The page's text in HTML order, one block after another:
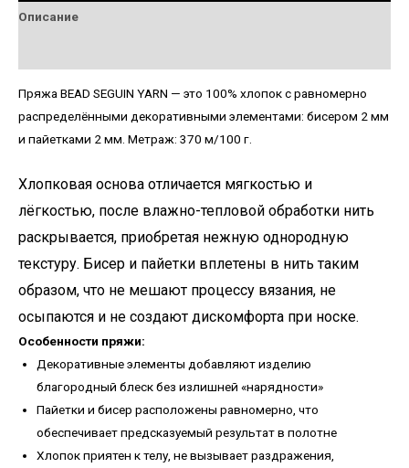
Описание
Пряжа BEAD SEGUIN YARN — это 100% хлопок с равномерно
распределёнными декоративными элементами: бисером 2 мм
и пайетками 2 мм. Метраж: 370 м/100 г.
Хлопковая основа отличается мягкостью и
лёгкостью, после влажно-тепловой обработки нить
раскрывается, приобретая нежную однородную
текстуру. Бисер и пайетки вплетены в нить таким
образом, что не мешают процессу вязания, не
осыпаются и не создают дискомфорта при носке.
Особенности пряжи:
Декоративные элементы добавляют изделию
благородный блеск без излишней «нарядности»
Пайетки и бисер расположены равномерно, что
обеспечивает предсказуемый результат в полотне
Хлопок приятен к телу, не вызывает раздражения,